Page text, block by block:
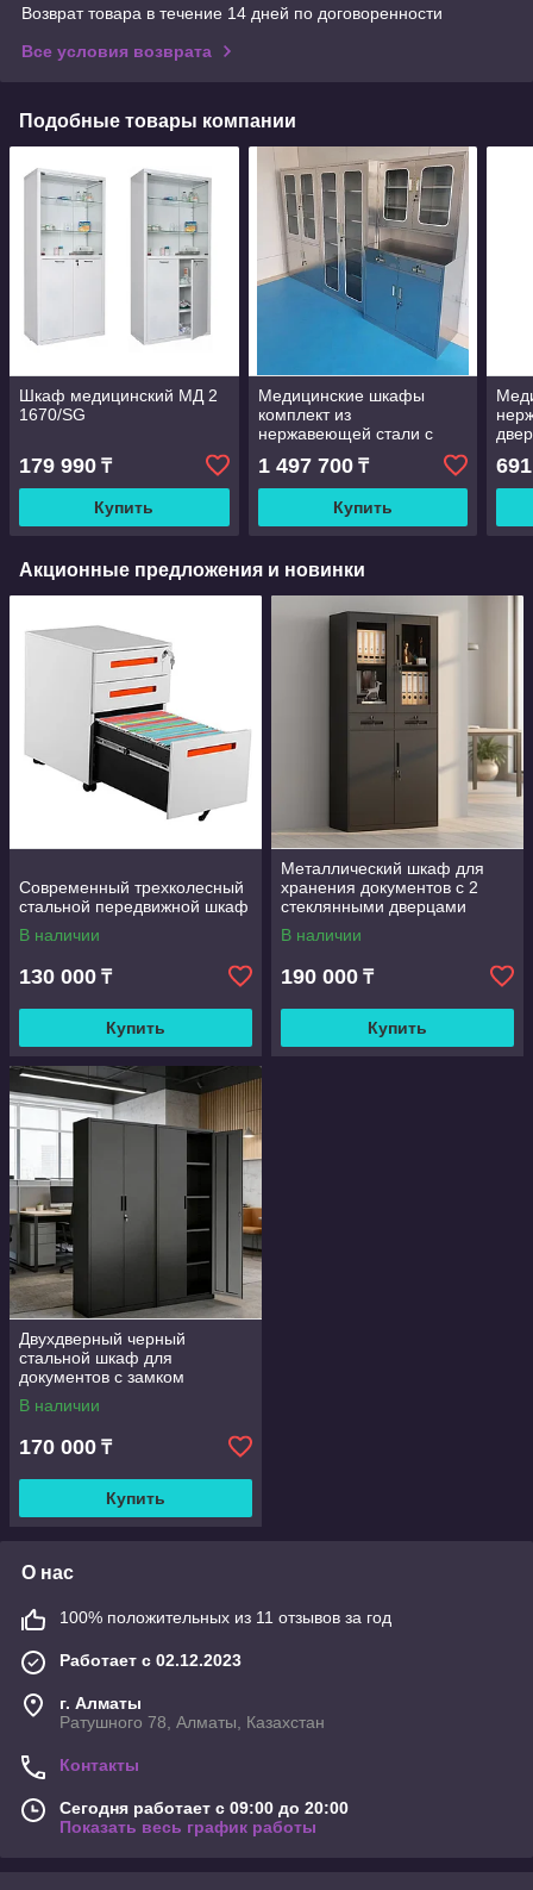
Возврат товара в течение 14 дней по договоренности
Все условия возврата
Подобные товары компании
Шкаф медицинский МД 2
1670/SG
179 990 ₸
Купить
Медицинские шкафы
комплект из
нержавеющей стали с
дверцами, ящиками,
двери из закаленного
стекла, экологичный
1 497 700₸
Купить
Акционные предложения и новинки
Современный трехколесный
стальной передвижной шкаф
В наличии
130 000 ₸
Купить
Металлический шкаф для
хранения документов с 2
стеклянными дверцами
В наличии
190 000 ₸
Купить
Двухдверный черный
стальной шкаф для
документов с замком
В наличии
170 000 ₸
Купить
О нас
100% положительных из 11 отзывов за год
Работает с 02.12.2023
г. Алматы
Ратушного 78, Алматы, Казахстан
Контакты
Сегодня работает с 09:00 до 20:00
Показать весь график работы